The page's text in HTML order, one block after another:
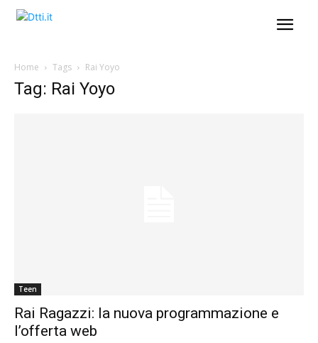
Home Tags Rai Yoyo
Tag: Rai Yoyo
Teen
Rai Ragazzi: la nuova programmazione e
l’offerta web